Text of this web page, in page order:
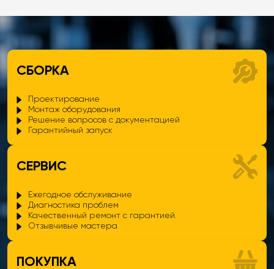
СБОРКА
Проектирование
Монтаж оборудования
Решение вопросов с документацией
Гарантийный запуск
СЕРВИС
Ежегодное обслуживание
Диагностика проблем
Качественный ремонт с гарантией.
Отзывчивые мастера
ПОКУПКА